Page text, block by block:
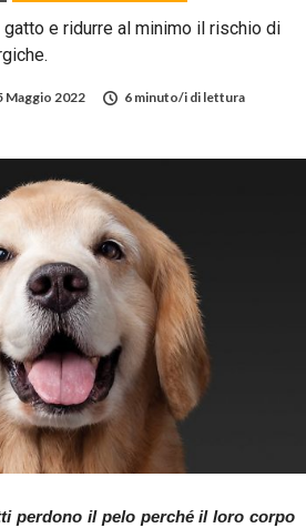
e ridurre al minimo il rischio di
Maggio 2022 6 minuto/i di lettura
perdono il pelo perchéil loro corpo